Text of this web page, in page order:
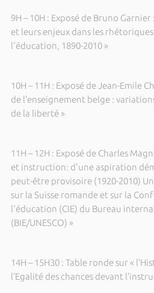
9H – 10H : Exposé de Bruno
et leurs enjeux dans les
l'éducation, 1890-2010 »
10H – 11H : Exposé de Jean-Emile
de l’enseignement belge :
de la liberté »
11H – 12H : Exposé de Charles
et instruction: d'une aspiration
peut-être provisoire (1920-2010)
sur la Suisse romande et sur la
l'éducation (CIE) du Bureau
(BIE/UNESCO) »
14H – 15H30 : Table ronde sur «
l’Egalité des chances devant